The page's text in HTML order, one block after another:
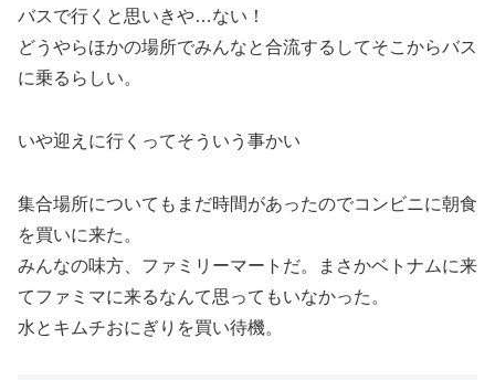
バスで行くと思いきや…ない！
どうやらほかの場所でみんなと合流するしてそこからバス
に乗るらしい。
いや迎えに行くってそういう事かい
集合場所についてもまだ時間があったのでコンビニに朝食
を買いに来た。
みんなの味方、ファミリーマートだ。まさかベトナムに来
てファミマに来るなんて思ってもいなかった。
水とキムチおにぎりを買い待機。